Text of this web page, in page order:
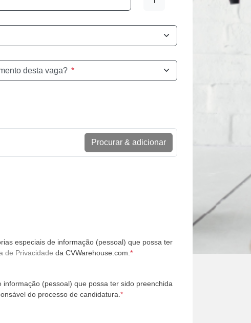
desta vaga? *
Procurar & adicionar
especiais de informação (pessoal) que possa ter
de Privacidade da CVWarehouse.com. *
(pessoal) que possa ter sido preenchida
do processo de candidatura. *